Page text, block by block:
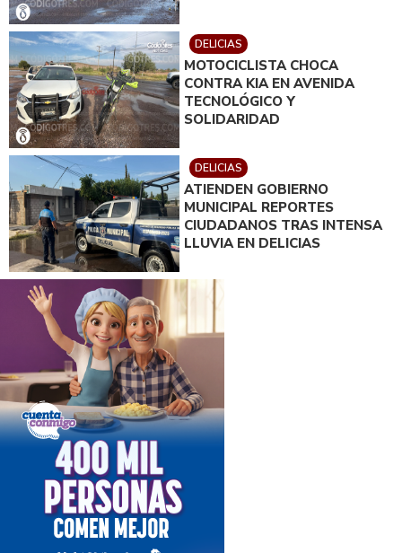
DELICIAS
MOTOCICLISTA CHOCA
CONTRA KIA EN AVENIDA
TECNOLÓGICO Y
SOLIDARIDAD
DELICIAS
ATIENDEN GOBIERNO
MUNICIPAL REPORTES
CIUDADANOS TRAS INTENSA
LLUVIA EN DELICIAS